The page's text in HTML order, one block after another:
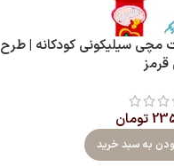
مچی سیلیکونی کودکانه | طرح
قرمز
تومان
به سبد خرید